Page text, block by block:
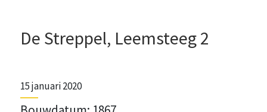
De Streppel, Leemsteeg 2
15 januari 2020